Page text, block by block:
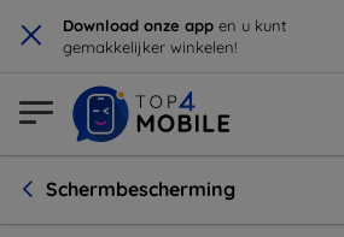
× Download onze app en u kunt
gemakkelijker winkelen!
Schermbescherming